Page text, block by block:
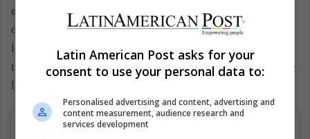
espacio en ESPN Magazine a Tyler "Ninja" Blevins, uno
de los videojugadores más importantes del mundo.
leyenda de Ninja, el gamer más grande del mundo", es el
título que acompaña la foto del deportista en la portada de
la famosa publicación.
Latin American Post asks for your
consent to use your personal data to:
Personalised advertising and content, advertising and
content measurement, audience research and
services development